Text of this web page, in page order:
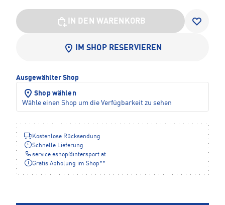
IN DEN WARENKORB
IM SHOP RESERVIEREN
Ausgewählter Shop
Shop wählen
Wähle einen Shop um die Verfügbarkeit zu sehen
Kostenlose Rücksendung
Schnelle Lieferung
service.eshop@intersport.at
Gratis Abholung im Shop**